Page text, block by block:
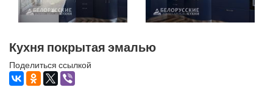
Кухня покрытая эмалью
Поделиться ссылкой